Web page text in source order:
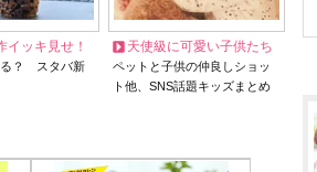
イッキ見せ！
る？ スタバ新
天使級に可愛い子供たち
ペットと子供の仲良しショッ
ト他、SNS話題キッズまとめ